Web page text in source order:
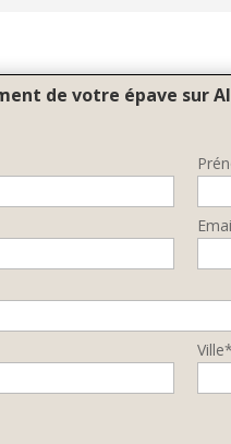
de votre épave sur
Ville*